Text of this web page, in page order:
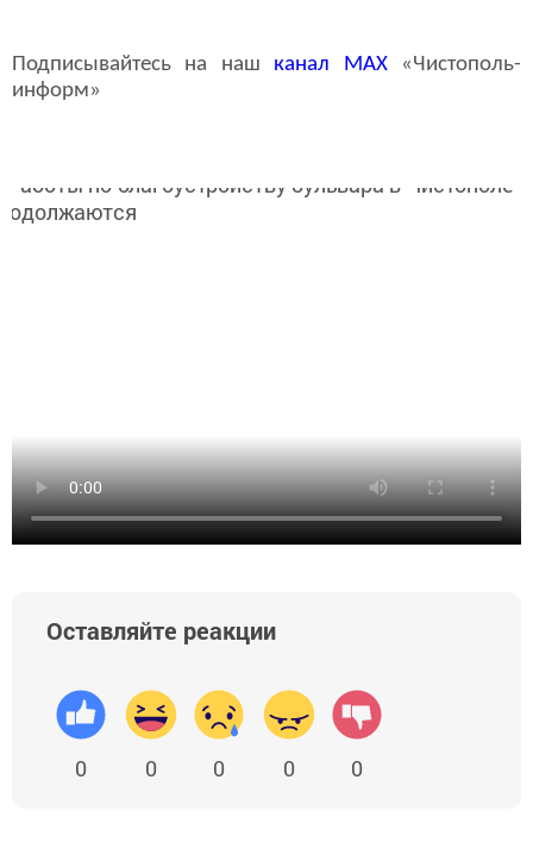
Подписывайтесь на наш канал MAX«Чистополь-
информ»
Оставляйте реакции
0 0 0 0 0